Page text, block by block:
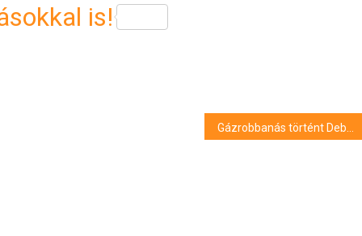
is!
Gázrobbanás történt Debrecenben